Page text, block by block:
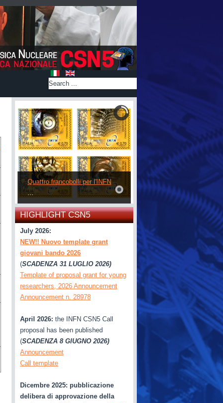
Quattro francobolli per l'INFN
...
HIGHLIGHT CSN5
July 2026:
NEW!! Nuovo template grant
giovani bando 2026
(SCADENZA 31 LUGLIO 2026)
Template of proposal grant for young
researchers, 2026 Announcement
Announcement n. 28978
April 2026: the INFN CSN5 Call
proposal has been published
(SCADENZA 8 GIUGNO 2026)
Announcement
Call template
Dicembre 2025: pubblicazione
delibera di approvazione della